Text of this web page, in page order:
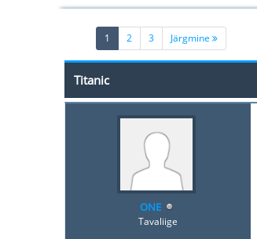
1 (current)
2 3 Järgmine
Titanic
ONE
Tavaliige